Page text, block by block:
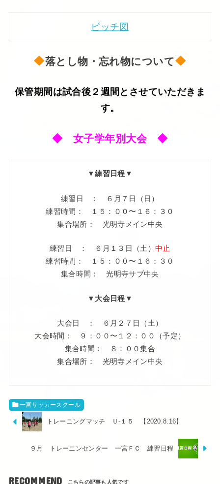
ピッチ図
落とし物・忘れ物について
保管期間は試合後２週間とさせていただきま
す。
◆ 女子学年別大会 ◆
▼練習日程▼
練習日 ： ６月７日（日）
練習時間： １５：００〜１６：３０
集合場所： 光明寺メイン中央
練習日 ： ６月１３日（土）中止
練習時間： １５：００〜１６：３０
集合時間： 光明寺サブ中央
▼大会日程▼
大会日 ： ６月２７日（土）
大会時間： ９：００〜１２：００（予定）
集合時間： ８：００集合
集合場所： 光明寺メイン中央
一宮サッカースクール
トレーニングマッチ Ｕ-１５ 【2020.8.16】
９月 トレーニンセンター 一宮ＦＣ 練習日程
RECOMMEND